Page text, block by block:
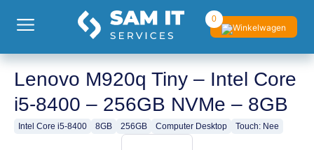
0
Lenovo M920q Tiny – Intel Core
i5-8400 – 256GB NVMe – 8GB
Intel Core i5-8400 8GB 256GB Computer Desktop Touch: Nee